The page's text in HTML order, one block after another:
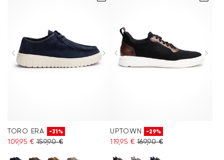
TORO ERA -31%
109,95 € 159,90 €
UPTOWN -29%
119,95 € 169,90 €